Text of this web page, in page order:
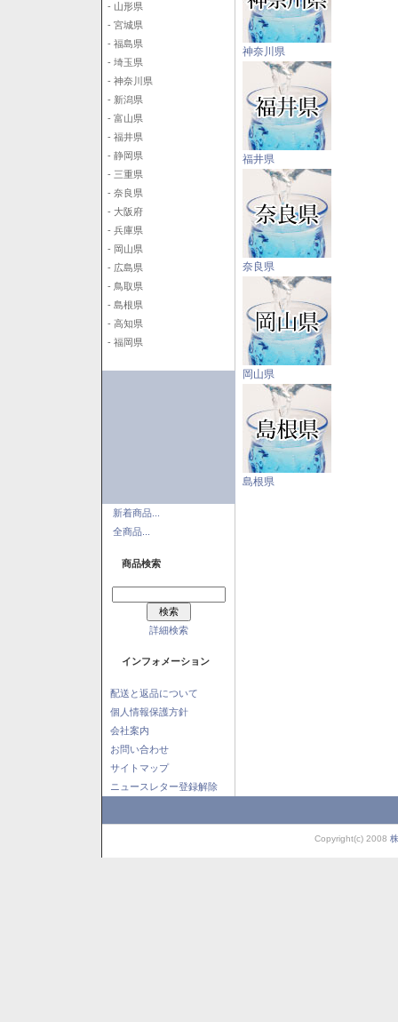
- 山形県
- 宮城県
- 福島県
- 埼玉県
- 神奈川県
- 新潟県
- 富山県
- 福井県
- 静岡県
- 三重県
- 奈良県
- 大阪府
- 兵庫県
- 岡山県
- 広島県
- 鳥取県
- 島根県
- 高知県
- 福岡県
新着商品...
全商品...
商品検索
詳細検索
インフォメーション
配送と返品について
個人情報保護方針
会社案内
お問い合わせ
サイトマップ
ニュースレター登録解除
神奈川県
福井県
奈良県
岡山県
島根県
Copyright(c) 2008